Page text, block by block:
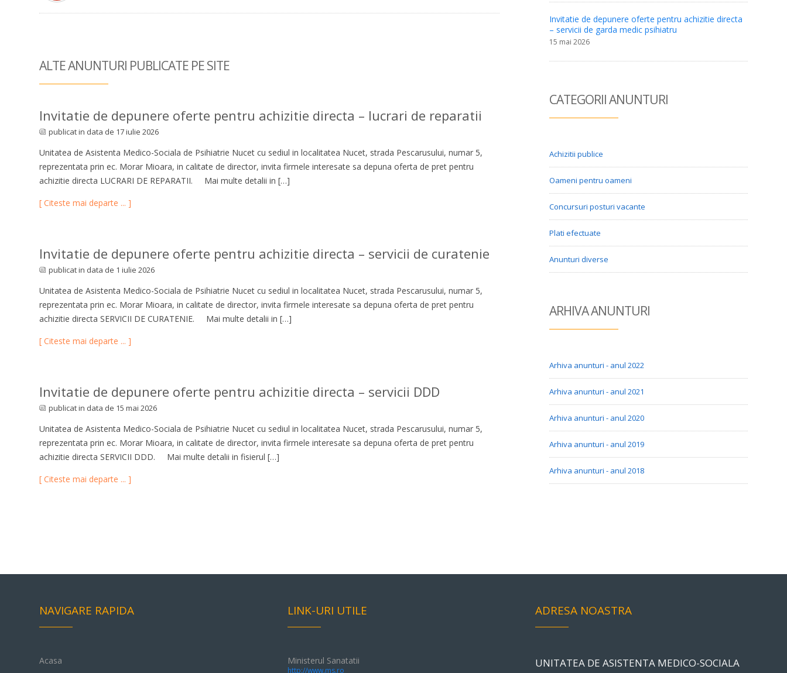
ALTE ANUNTURI PUBLICATE PE SITE
Invitatie de depunere oferte pentru achizitie directa – lucrari de reparatii
publicat in data de 17 iulie 2026
Unitatea de Asistenta Medico-Sociala de Psihiatrie Nucet cu sediul in localitatea Nucet, strada Pescarusului, numar 5,
reprezentata prin ec. Morar Mioara, in calitate de director, invita firmele interesate sa depuna oferta de pret pentru
achizitie directa LUCRARI DE REPARATII. Mai multe detalii in […]
[ Citeste mai departe ... ]
Invitatie de depunere oferte pentru achizitie directa – servicii de curatenie
publicat in data de 1 iulie 2026
Unitatea de Asistenta Medico-Sociala de Psihiatrie Nucet cu sediul in localitatea Nucet, strada Pescarusului, numar 5,
reprezentata prin ec. Morar Mioara, in calitate de director, invita firmele interesate sa depuna oferta de pret pentru
achizitie directa SERVICII DE CURATENIE. Mai multe detalii in […]
[ Citeste mai departe ... ]
Invitatie de depunere oferte pentru achizitie directa – servicii DDD
publicat in data de 15 mai 2026
Unitatea de Asistenta Medico-Sociala de Psihiatrie Nucet cu sediul in localitatea Nucet, strada Pescarusului, numar 5,
reprezentata prin ec. Morar Mioara, in calitate de director, invita firmele interesate sa depuna oferta de pret pentru
achizitie directa SERVICII DDD. Mai multe detalii in fisierul […]
[ Citeste mai departe ... ]
Invitatie de depunere oferte pentru achizitie directa
– servicii de garda medic psihiatru
15 mai 2026
CATEGORII ANUNTURI
Achizitii publice
Oameni pentru oameni
Concursuri posturi vacante
Plati efectuate
Anunturi diverse
ARHIVA ANUNTURI
Arhiva anunturi - anul 2022
Arhiva anunturi - anul 2021
Arhiva anunturi - anul 2020
Arhiva anunturi - anul 2019
Arhiva anunturi - anul 2018
NAVIGARE RAPIDA
Acasa
LINK-URI UTILE
Ministerul Sanatatii
http://www.ms.ro
ADRESA NOASTRA
UNITATEA DE ASISTENTA MEDICO-SOCIALA